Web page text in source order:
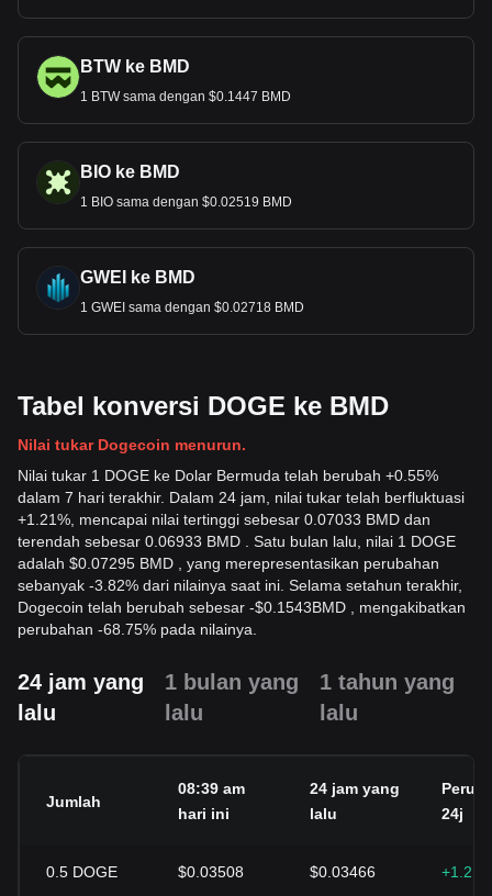
BTW ke BMD
1 BTW sama dengan $0.1447 BMD
BIO ke BMD
1 BIO sama dengan $0.02519 BMD
GWEI ke BMD
1 GWEI sama dengan $0.02718 BMD
Tabel konversi DOGE ke BMD
Nilai tukar Dogecoin menurun.
Nilai tukar 1 DOGE ke Dolar Bermuda telah berubah +0.55%
dalam 7 hari terakhir. Dalam 24 jam, nilai tukar telah berfluktuasi
+1.21%, mencapai nilai tertinggi sebesar 0.07033 BMD dan
terendah sebesar 0.06933 BMD . Satu bulan lalu, nilai 1 DOGE
adalah $0.07295 BMD , yang merepresentasikan perubahan
sebanyak -3.82% dari nilainya saat ini. Selama setahun terakhir,
Dogecoin telah berubah sebesar -$0.1543BMD , mengakibatkan
perubahan -68.75% pada nilainya.
24 jam yang
lalu
1 bulan yang
lalu
1 tahun yang
lalu
Jumlah
08:39 am
hari ini
24 jam yang
lalu
24j
0.5 DOGE $0.03508 $0.03466